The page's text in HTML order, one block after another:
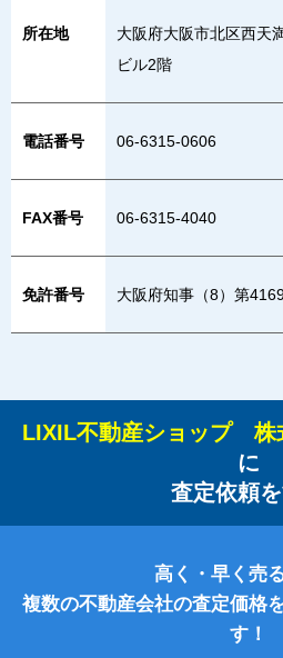
所在地
大阪府大阪市北区西天
ビル2階
電話番号 06-6315-0606
FAX番号 06-6315-4040
免許番号 大阪府知事（8）第
LIXIL不動産ショップ 株
に
査定依頼
高く・早く売
複数の不動産会社の査定価格
す！